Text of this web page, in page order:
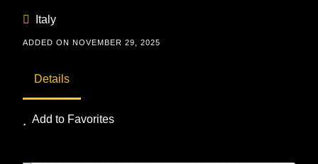
Italy
ADDED ON NOVEMBER 29, 2025
Details
Add to Favorites